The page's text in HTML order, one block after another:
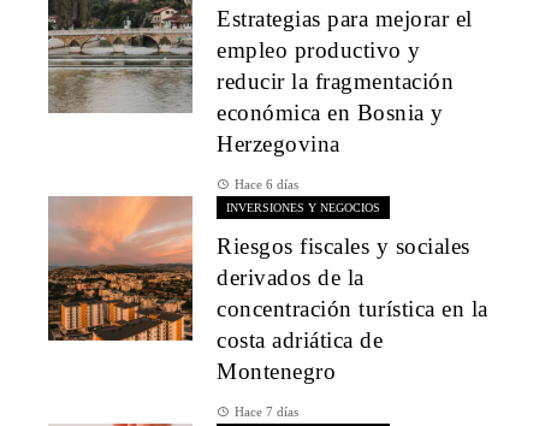
Estrategias para mejorar el
empleo productivo y
reducir la fragmentación
económica en Bosnia y
Herzegovina
Hace 6 días
INVERSIONES Y NEGOCIOS
Riesgos fiscales y sociales
derivados de la
concentración turística en la
costa adriática de
Montenegro
Hace 7 días